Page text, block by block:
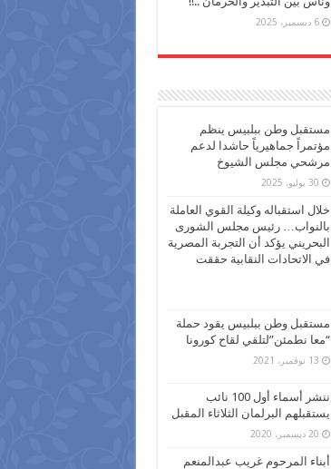
6 ديسمبر، 2025
مستقبل وطن ببلبيس ينظم
مؤتمراً جماهيرياً حاشدا لدعم
مرشحي مجلس الشيوخ
30 يوليو، 2025
خلال استقباله وكيلة القوي العاملة
بالنواب… رئيس مجلس الشورى
البحريني يؤكد أن التجربة المصرية
في الاتحادات النقابية حققت
مستقبل وطن ببلبيس يقود حملة
“معا نطمئن”لتلقي لقاح كورونا
13 نوفمبر، 2021
ننشر أسماء أول 100 نائب
يستقبلهم البرلمان الثلاثاء المقبل
20 ديسمبر، 2020
أبناء المرحوم غريب عبدالمنعم